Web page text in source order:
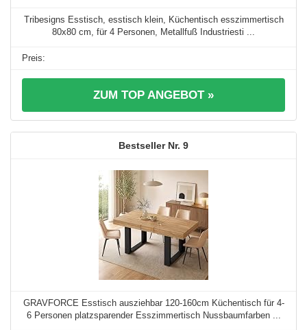
Tribesigns Esstisch, esstisch klein, Küchentisch esszimmertisch
80x80 cm, für 4 Personen, Metallfuß Industriesti ...
ZUM TOP ANGEBOT »
9
GRAVFORCE Esstisch ausziehbar 120-160cm Küchentisch für 4-
6 Personen platzsparender Esszimmertisch Nussbaumfarben ...